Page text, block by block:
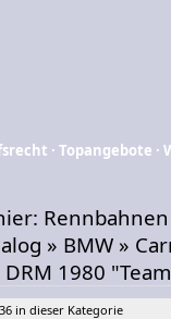
·Topangebote ·
Rennbahnen
» BMW »
DRM 1980
in dieser Kategorie